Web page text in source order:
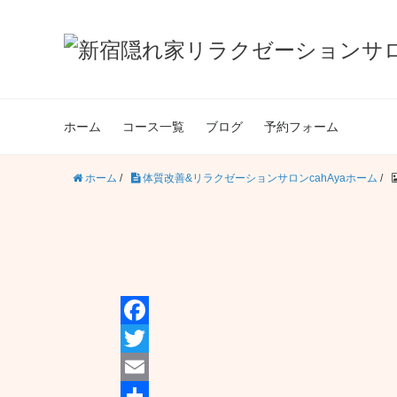
ホーム コース一覧 ブログ 予約フォーム
ホーム / 体質改善&リラクゼーションサロンcahAyaホーム /
F
aT